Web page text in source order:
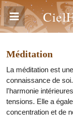
Méditation
La méditation est
connaissance de
l'harmonie
tensions. Elle a
concentration et de